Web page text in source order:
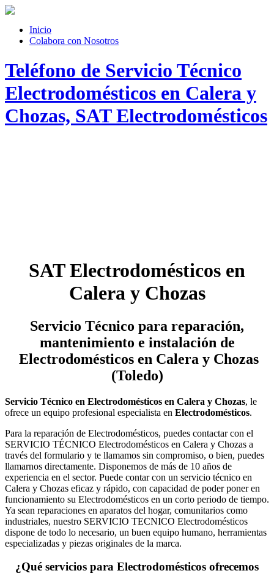
Inicio
Colabora con Nosotros
Teléfono de Servicio Técnico
Electrodomésticos en Calera y
Chozas, SAT Electrodomésticos
SAT Electrodomésticos en
Calera y Chozas
Servicio Técnico para reparación,
mantenimiento e instalación de
Electrodomésticos en Calera y Chozas
(Toledo)
Servicio Técnico en Electrodomésticos en Calera y Chozas, le
ofrece un equipo profesional especialista en Electrodomésticos.
Para la reparación de Electrodomésticos, puedes contactar con el
SERVICIO TÉCNICO Electrodomésticos en Calera y Chozas a
través del formulario y te llamamos sin compromiso, o bien, puedes
llamarnos directamente. Disponemos de más de 10 años de
experiencia en el sector. Puede contar con un servicio técnico en
Calera y Chozas eficaz y rápido, con capacidad de poder poner en
funcionamiento su Electrodomésticos en un corto periodo de tiempo.
Ya sean reparaciones en aparatos del hogar, comunitarios como
industriales, nuestro SERVICIO TECNICO Electrodomésticos
dispone de todo lo necesario, un buen equipo humano, herramientas
especializadas y piezas originales de la marca.
¿Qué servicios para Electrodomésticos ofrecemos